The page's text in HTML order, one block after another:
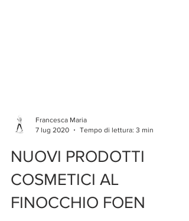
Francesca Maria
7 lug 2020
Tempo di lettura: 3 min
NUOVI PRODOTTI
COSMETICI AL